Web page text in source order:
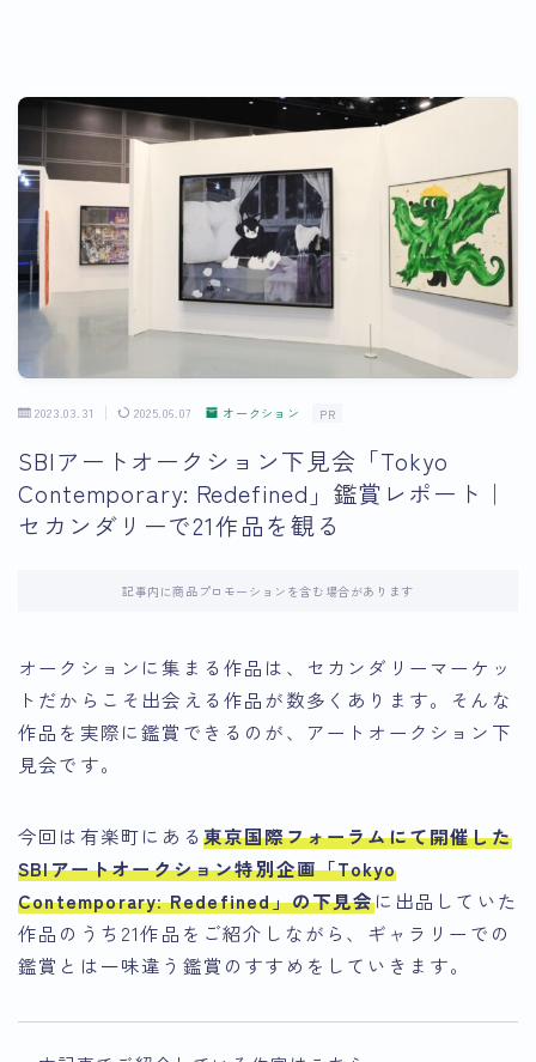
2023.03.31 2025.06.07 オークション PR
SBIアートオークション下見会「Tokyo
Contemporary: Redefined」鑑賞レポート｜
セカンダリーで21作品を観る
記事内に商品プロモーションを含む場合があります
オークションに集まる作品は、セカンダリーマーケッ
トだからこそ出会える作品が数多くあります。そんな
作品を実際に鑑賞できるのが、アートオークション下
見会です。
今回は有楽町にある東京国際フォーラムにて開催した
SBIアートオークション特別企画「Tokyo
Contemporary: Redefined」の下見会に出品していた
作品のうち21作品をご紹介しながら、ギャラリーでの
鑑賞とは一味違う鑑賞のすすめをしていきます。